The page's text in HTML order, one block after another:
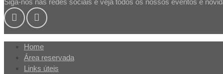
Siga-nos nas redes sociais e veja todos os nossos eventos e
Home
Área reservada
Links úteis